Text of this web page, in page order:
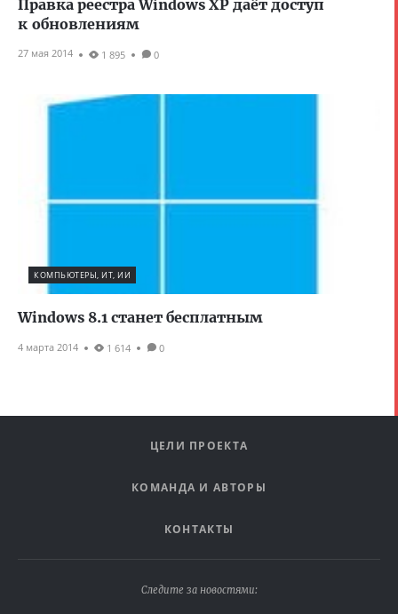
Правка реестра Windows XP даёт доступ
к обновлениям
27 мая 2014 1 895 0
КОМПЬЮТЕРЫ, ИТ, ИИ
Windows 8.1 станет бесплатным
4 марта 2014 1 614 0
ЦЕЛИ ПРОЕКТА
КОМАНДА И АВТОРЫ
КОНТАКТЫ
Следите за новостями: